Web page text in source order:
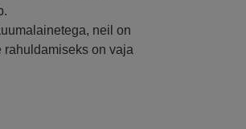
neil on
on vaja